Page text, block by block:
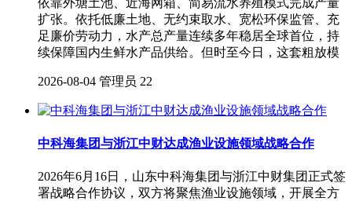
扩张。依托低廉土地、无约束取水、宽松环保监管、充
足廉价劳动力，水产总产量连续多年稳居全球首位，持
续保障国内生鲜水产品供给。但时至今日，这套粗放模
2026-08-04 管理员 22
中科海集团与浙江中财达成渔业设施领域战略合作
2026年6月16日，山东中科海集团与浙江中财集团正式签
署战略合作协议，双方将聚焦渔业设施领域，开展全方